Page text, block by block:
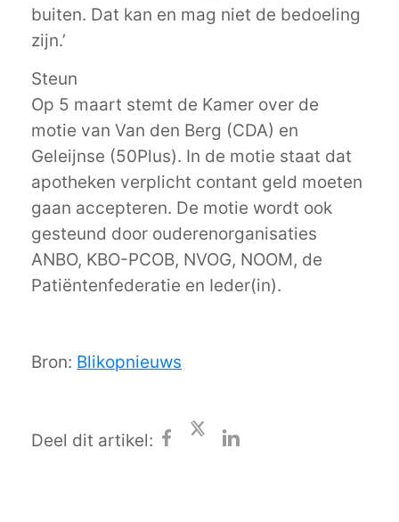
buiten. Dat kan en mag niet de bedoeling
zijn.’
Steun
Op 5 maart stemt de Kamer over de
motie van Van den Berg (CDA) en
Geleijnse (50Plus). In de motie staat dat
apotheken verplicht contant geld moeten
gaan accepteren. De motie wordt ook
gesteund door ouderenorganisaties
ANBO, KBO-PCOB, NVOG, NOOM, de
Patiëntenfederatie en Ieder(in).
Bron: Blikopnieuws
Deel dit artikel: